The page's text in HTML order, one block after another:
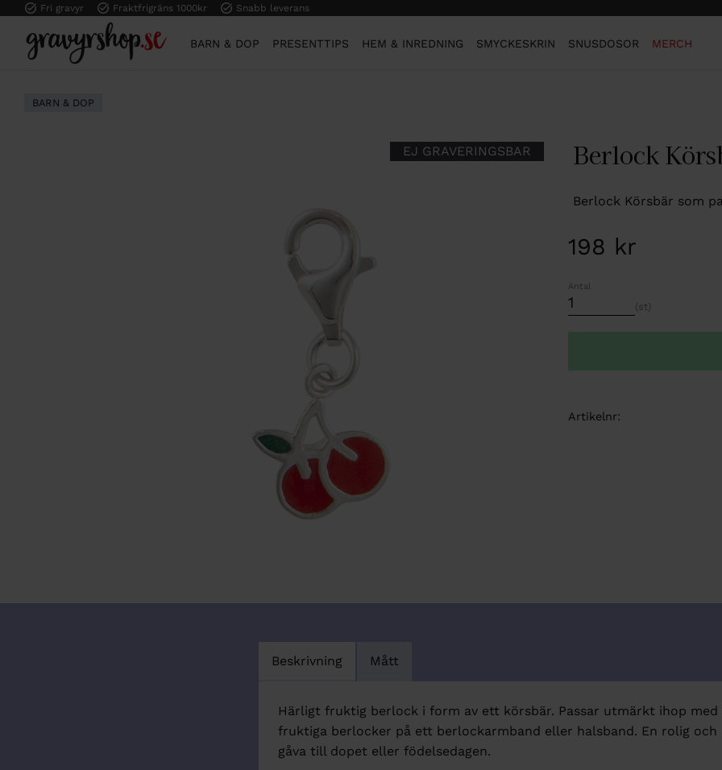
Fri gravyr Fraktfrigräns 1000kr Snabb leverans
BARN & DOP PRESENTTIPS HEM & INREDNING SMYCKESKRIN SNUSDOSOR MERCH
BARN & DOP
Berlock
Berlock Körsbär som
EJ GRAVERINGSBAR
198 kr
Antal
st
Artikelnr
Beskrivning Mått
Härligt fruktig berlock i form av ett körsbär. Passar utmärkt ihop med
fruktiga berlocker på ett berlockarmband eller halsband. En rolig och
gåva till dopet eller födelsedagen.